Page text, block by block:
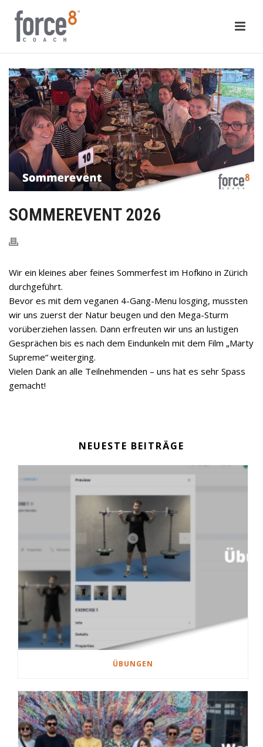
SOMMEREVENT 2026
Wir ein kleines aber feines Sommerfest im Hofkino in Zürich
durchgeführt.
Bevor es mit dem veganen 4-Gang-Menu losging, mussten
wir uns zuerst der Natur beugen und den Mega-Sturm
vorüberziehen lassen. Dann erfreuten wir uns an lustigen
Gesprächen bis es nach dem Eindunkeln mit dem Film „Marty
Supreme“ weiterging.
Vielen Dank an alle Teilnehmenden – uns hat es sehr Spass
gemacht!
NEUESTE BEITRÄGE
ÜBUNGEN